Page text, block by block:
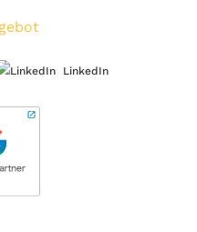
LinkedIn